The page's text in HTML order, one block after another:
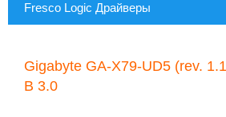
Fresco Logic Драйверы
Gigabyte GA-X79-UD5 (rev.
B 3.0